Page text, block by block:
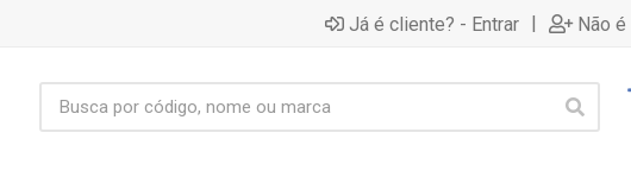
Já é cliente? - Entrar | Não